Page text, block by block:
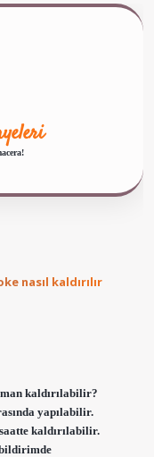
nasıl kaldırılır
kaldırılabilir?
yapılabilir.
kaldırılabilir.